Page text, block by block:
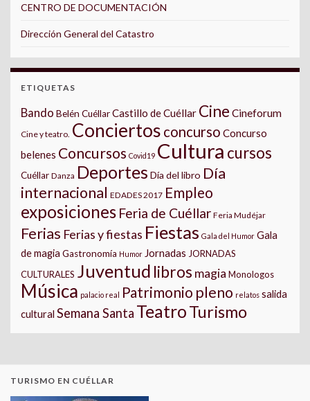
CENTRO DE DOCUMENTACIÓN
Dirección General del Catastro
ETIQUETAS
Bando Belén CuéllarCastillo de Cuéllar Cine Cineforum
Cine y teatro. Conciertos concurso Concurso
belenes Concursos Covid19 Cultura cursos
Cuéllar Danza Deportes Día del libro Día
internacional EDADES 2017 Empleo
exposiciones Feria de Cuéllar Feria Mudéjar
Ferias Ferias y fiestas Fiestas Gala del Humor Gala
de magia Gastronomía Humor Jornadas JORNADAS
CULTURALES Juventud libros magia Monologos
Música palacio real Patrimonio pleno relatos salida
cultural Semana Santa TeatroTurismo
TURISMO EN CUÉLLAR